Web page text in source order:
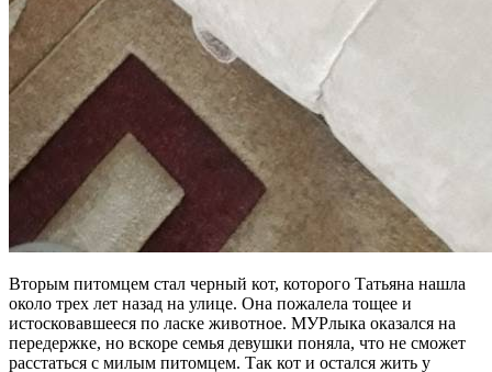
Вторым питомцем стал черный кот, которого Татьяна нашла
около трех лет назад на улице. Она пожалела тощее и
истосковавшееся по ласке животное. МУРлыка оказался на
передержке, но вскоре семья девушки поняла, что не сможет
расстаться с милым питомцем. Так кот и остался жить у